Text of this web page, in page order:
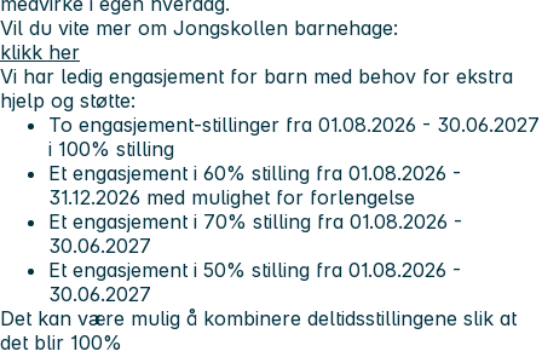
Vil du vite mer om Jongskollen barnehage:
klikk her
Vi har ledig engasjement for barn med behov for ekstra
hjelp og støtte:
To engasjement-stillinger fra 01.08.2026 - 30.06.2027
i 100% stilling
Et engasjement i 60% stilling fra 01.08.2026 -
31.12.2026 med mulighet for forlengelse
Et engasjement i 70% stilling fra 01.08.2026 -
30.06.2027
Et engasjement i 50% stilling fra 01.08.2026 -
30.06.2027
Det kan være mulig å kombinere deltidsstillingene slik at
det blir 100%